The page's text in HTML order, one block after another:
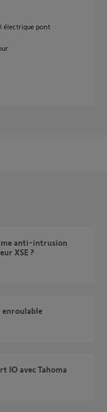
électrique pont
XSE ?
enroulable
IO avec Tahoma